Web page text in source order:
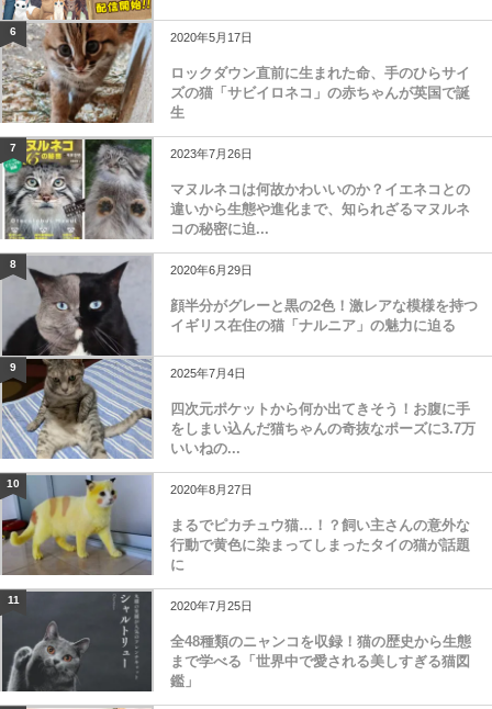
6 2020年5月17日
ロックダウン直前に生まれた命、手のひらサイ
ズの猫「サビイロネコ」の赤ちゃんが英国で誕
生
7 2023年7月26日
マヌルネコは何故かわいいのか？イエネコとの
違いから生態や進化まで、知られざるマヌルネ
コの秘密に迫...
8 2020年6月29日
顔半分がグレーと黒の2色！激レアな模様を持つ
イギリス在住の猫「ナルニア」の魅力に迫る
9 2025年7月4日
四次元ポケットから何か出てきそう！お腹に手
をしまい込んだ猫ちゃんの奇抜なポーズに3.7万
いいねの...
10 2020年8月27日
まるでピカチュウ猫…！？飼い主さんの意外な
行動で黄色に染まってしまったタイの猫が話題
に
11 2020年7月25日
全48種類のニャンコを収録！猫の歴史から生態
まで学べる「世界中で愛される美しすぎる猫図
鑑」